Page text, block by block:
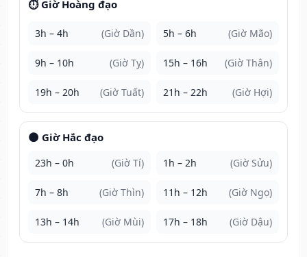
⏱️ Giờ Hoàng đạo
3h – 4h (Giờ Dần) 5h – 6h (Giờ Mão)
9h – 10h (Giờ Tỵ) 15h – 16h (Giờ Thân)
19h – 20h (Giờ Tuất) 21h – 22h (Giờ Hợi)
🌑 Giờ Hắc đạo
23h – 0h (Giờ Tí) 1h – 2h (Giờ Sửu)
7h – 8h (Giờ Thìn) 11h – 12h (Giờ Ngọ)
13h – 14h (Giờ Mùi) 17h – 18h (Giờ Dậu)